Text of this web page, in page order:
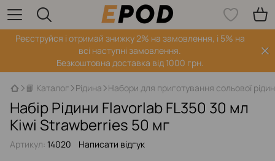
Реєструйся і отримай знижку 2% на замовлення, і 5% на
всі наступні замовлення.
Безкоштовна доставка від 1000 грн.
📙 Каталог Рідина Набори для приготування сольової
Набір Рідини Flavorlab FL350 30 мл
Kiwi Strawberries 50 мг
Артикул: 14020 Написати відгук